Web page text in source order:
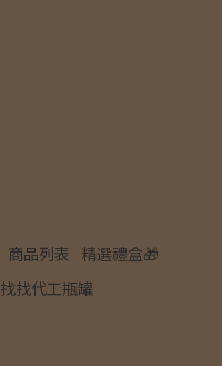
商品列表 精選禮盒🎁
找找代工瓶罐